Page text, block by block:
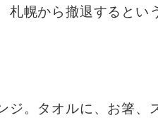
札幌から撤退すると
ジ。タオルに、お箸